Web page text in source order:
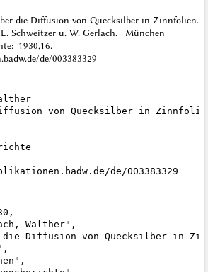
die Diffusion von Quecksilber in Zinnfolien.
Schweitzer u. W. Gerlach. München
1930,16.
de/003383329
von Quecksilber in
de/003383329
Walther",
Diffusion von Quecksilber in